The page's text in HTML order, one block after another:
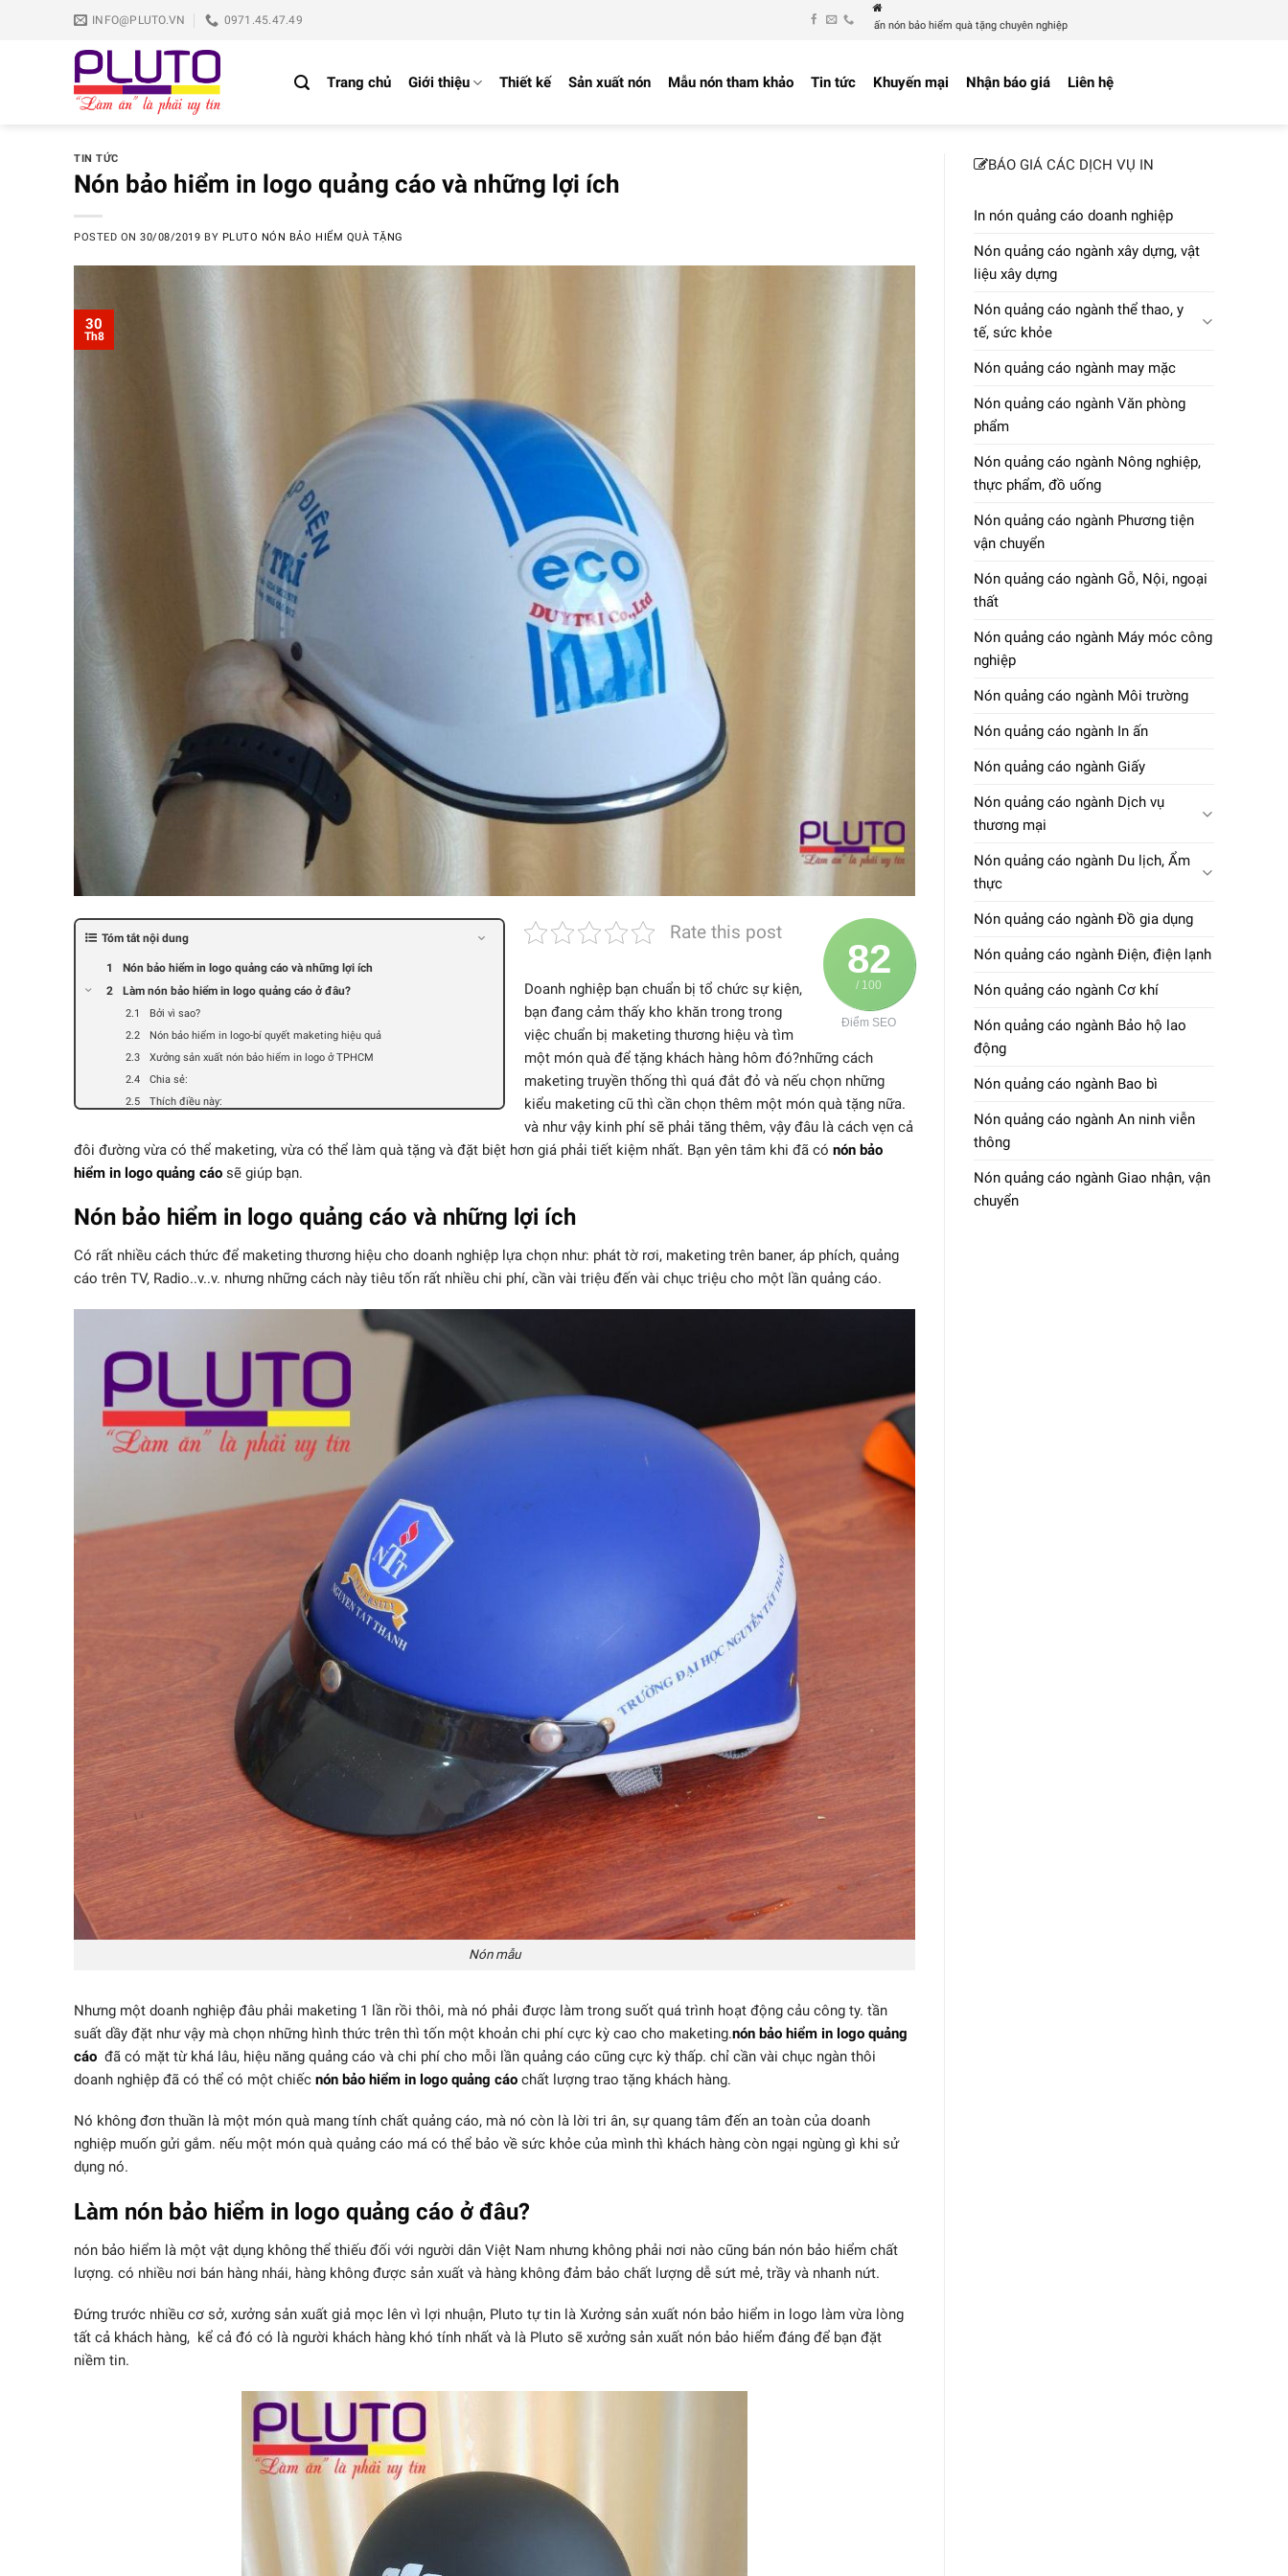
INFO@PLUTO.VN 0971.45.47.49 PLUTO | Xưởng sản xuất - in ấn nón bảo hiểm quà tặng chuyên nghiệp
Trang chủ Giới thiệu Thiết kế Sản xuất nón Mẫu nón tham khảo Tin tức Khuyến mại Nhận báo giá Liên hệ
TIN TỨC
Nón bảo hiểm in logo quảng cáo và những lợi ích
POSTED ON30/08/2019 BY PLUTO NÓN BẢO HIỂM QUÀ TẶNG
30
Th8
Tóm tắt nội dung
Nón bảo hiểm in logo quảng cáo và những lợi ích
Làm nón bảo hiểm in logo quảng cáo ở đâu?
Bởi vì sao?
Nón bảo hiểm in logo-bí quyết maketing hiệu quả
Xưởng sản xuất nón bảo hiểm in logo ở TPHCM
Chia sẻ:
Thích điều này:
82
/ 100
Điểm SEO
Rate this post
Doanh nghiệp bạn chuẩn bị tổ chức sự kiện,
bạn đang cảm thấy kho khăn trong trong
việc chuẩn bị maketing thương hiệu và tìm
một món quà để tặng khách hàng hôm đó?những cách
maketing truyền thống thì quá đắt đỏ và nếu chọn những
kiểu maketing cũ thì cần chọn thêm một món quà tặng nữa.
và như vậy kinh phí sẽ phải tăng thêm, vậy đâu là cách vẹn cả
đôi đường vừa có thể maketing, vừa có thể làm quà tặng và đặt biệt hơn giá phải tiết kiệm nhất. Bạn yên tâm khi đã có nón bảo
hiểm in logo quảng cáo sẽ giúp bạn.
Nón bảo hiểm in logo quảng cáo và những lợi ích
Có rất nhiều cách thức để maketing thương hiệu cho doanh nghiệp lựa chọn như: phát tờ rơi, maketing trên baner, áp phích, quảng
cáo trên TV, Radio..v..v. nhưng những cách này tiêu tốn rất nhiều chi phí, cần vài triệu đến vài chục triệu cho một lần quảng cáo.
Nón mẫu
Nhưng một doanh nghiệp đâu phải maketing 1 lần rồi thôi, mà nó phải được làm trong suốt quá trình hoạt động cảu công ty. tần
suất dầy đặt như vậy mà chọn những hình thức trên thì tốn một khoản chi phí cực kỳ cao cho maketing.nón bảo hiểm in logo quảng
cáo đã có mặt từ khá lâu, hiệu năng quảng cáo và chi phí cho mỗi lần quảng cáo cũng cực kỳ thấp. chỉ cần vài chục ngàn thôi
doanh nghiệp đã có thể có một chiếc nón bảo hiểm in logo quảng cáo chất lượng trao tặng khách hàng.
Nó không đơn thuần là một món quà mang tính chất quảng cáo, mà nó còn là lời tri ân, sự quang tâm đến an toàn của doanh
nghiệp muốn gửi gắm. nếu một món quà quảng cáo má có thể bảo về sức khỏe của mình thì khách hàng còn ngại ngùng gì khi sử
dụng nó.
Làm nón bảo hiểm in logo quảng cáo ở đâu?
nón bảo hiểm là một vật dụng không thể thiếu đối với người dân Việt Nam nhưng không phải nơi nào cũng bán nón bảo hiểm chất
lượng. có nhiều nơi bán hàng nhái, hàng không được sản xuất và hàng không đảm bảo chất lượng dễ sứt mẻ, trầy và nhanh nứt.
Đứng trước nhiều cơ sở, xưởng sản xuất giả mọc lên vì lợi nhuận, Pluto tự tin là Xưởng sản xuất nón bảo hiểm in logo làm vừa lòng
tất cả khách hàng, kể cả đó có là người khách hàng khó tính nhất và là Pluto sẽ xưởng sản xuất nón bảo hiểm đáng để bạn đặt
niềm tin.
BÁO GIÁ CÁC DỊCH VỤ IN
In nón quảng cáo doanh nghiệp
Nón quảng cáo ngành xây dựng, vật
liệu xây dựng
Nón quảng cáo ngành thể thao, y
tế, sức khỏe
Nón quảng cáo ngành may mặc
Nón quảng cáo ngành Văn phòng
phẩm
Nón quảng cáo ngành Nông nghiệp,
thực phẩm, đồ uống
Nón quảng cáo ngành Phương tiện
vận chuyển
Nón quảng cáo ngành Gỗ, Nội, ngoại
thất
Nón quảng cáo ngành Máy móc công
nghiệp
Nón quảng cáo ngành Môi trường
Nón quảng cáo ngành In ấn
Nón quảng cáo ngành Giấy
Nón quảng cáo ngành Dịch vụ
thương mại
Nón quảng cáo ngành Du lịch, Ẩm
thực
Nón quảng cáo ngành Đồ gia dụng
Nón quảng cáo ngành Điện, điện lạnh
Nón quảng cáo ngành Cơ khí
Nón quảng cáo ngành Bảo hộ lao
động
Nón quảng cáo ngành Bao bì
Nón quảng cáo ngành An ninh viễn
thông
Nón quảng cáo ngành Giao nhận, vận
chuyển